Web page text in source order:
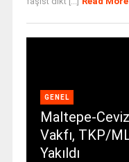
GENEL
Maltepe-
Vakfı, TKP/
Yakıldı